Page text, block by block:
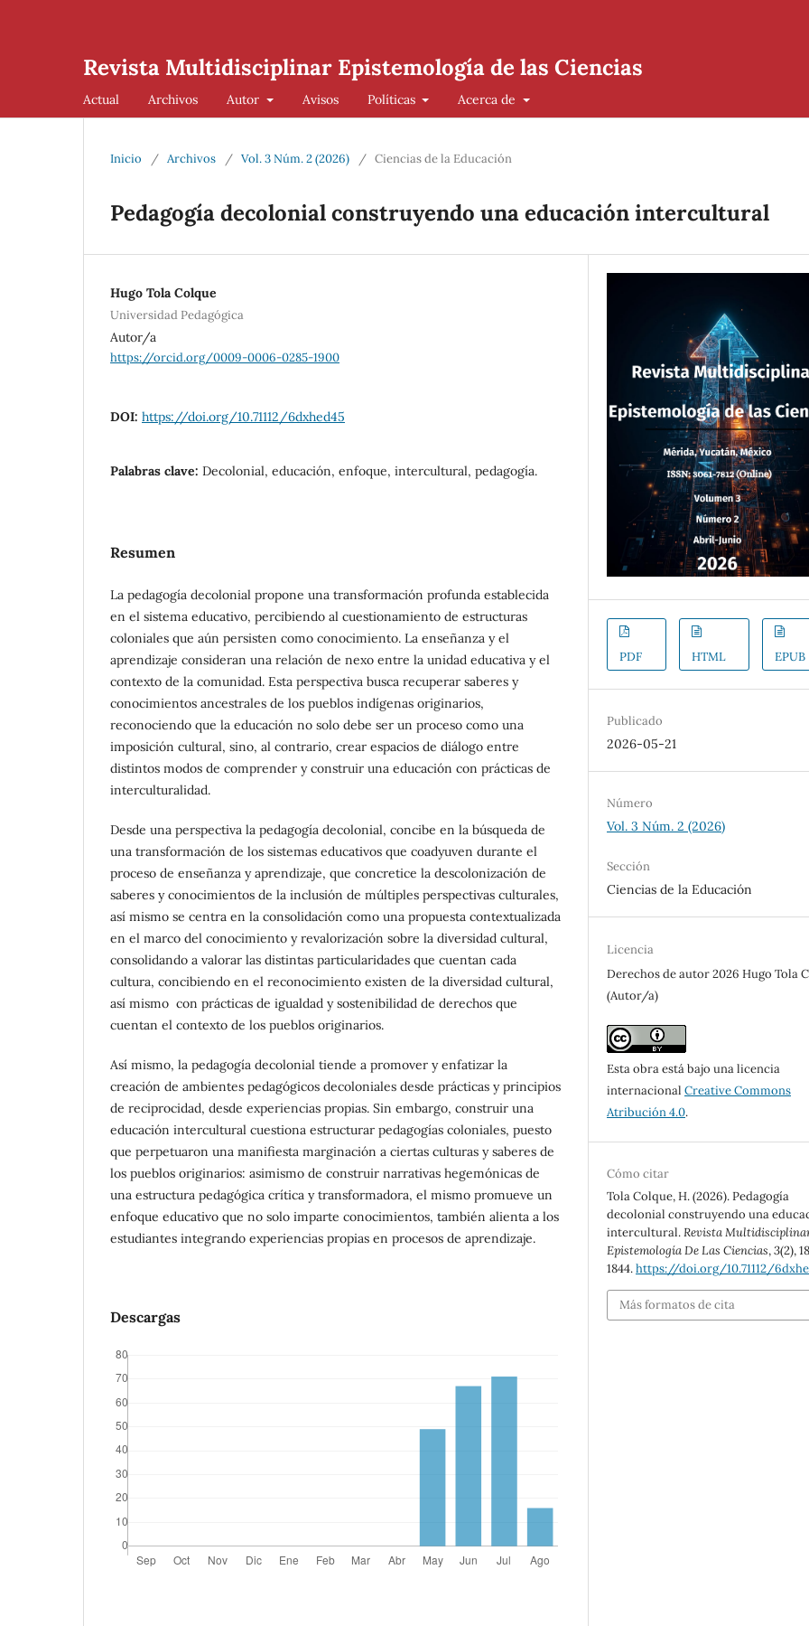
Revista Multidisciplinar Epistemología de las Ciencias
Actual Archivos Autor Avisos Políticas Acerca de
Inicio / Archivos / Vol. 3 Núm. 2 (2026) / Ciencias de la Educación
Pedagogía decolonial construyendo una educación intercultural
Hugo Tola Colque
Universidad Pedagógica
Autor/a
https://orcid.org/0009-0006-0285-1900
DOI: https://doi.org/10.71112/6dxhed45
Palabras clave: Decolonial, educación, enfoque, intercultural, pedagogía.
Resumen
La pedagogía decolonial propone una transformación profunda establecida
en el sistema educativo, percibiendo al cuestionamiento de estructuras
coloniales que aún persisten como conocimiento. La enseñanza y el
aprendizaje consideran una relación de nexo entre la unidad educativa y el
contexto de la comunidad. Esta perspectiva busca recuperar saberes y
conocimientos ancestrales de los pueblos indígenas originarios,
reconociendo que la educación no solo debe ser un proceso como una
imposición cultural, sino, al contrario, crear espacios de diálogo entre
distintos modos de comprender y construir una educación con prácticas de
interculturalidad.
Desde una perspectiva la pedagogía decolonial, concibe en la búsqueda de
una transformación de los sistemas educativos que coadyuven durante el
proceso de enseñanza y aprendizaje, que concretice la descolonización de
saberes y conocimientos de la inclusión de múltiples perspectivas culturales,
así mismo se centra en la consolidación como una propuesta contextualizada
en el marco del conocimiento y revalorización sobre la diversidad cultural,
consolidando a valorar las distintas particularidades que cuentan cada
cultura, concibiendo en el reconocimiento existen de la diversidad cultural,
así mismo con prácticas de igualdad y sostenibilidad de derechos que
cuentan el contexto de los pueblos originarios.
Así mismo, la pedagogía decolonial tiende a promover y enfatizar la
creación de ambientes pedagógicos decoloniales desde prácticas y principios
de reciprocidad, desde experiencias propias. Sin embargo, construir una
educación intercultural cuestiona estructurar pedagogías coloniales, puesto
que perpetuaron una manifiesta marginación a ciertas culturas y saberes de
los pueblos originarios: asimismo de construir narrativas hegemónicas de
una estructura pedagógica crítica y transformadora, el mismo promueve un
enfoque educativo que no solo imparte conocimientos, también alienta a los
estudiantes integrando experiencias propias en procesos de aprendizaje.
Descargas
PDF HTML EPUB
Publicado
2026-05-21
Número
Vol. 3 Núm. 2 (2026)
Sección
Ciencias de la Educación
Licencia
Derechos de autor 2026 Hugo Tola
(Autor/a)
Esta obra está bajo una licencia
internacionalCreative Commons
Atribución 4.0.
Cómo citar
Tola Colque, H. (2026). Pedagogía
decolonial construyendo una
intercultural.Revista
Epistemología De Las Ciencias,3(2),
1844.https://doi.org/10.71112/
Más formatos de cita